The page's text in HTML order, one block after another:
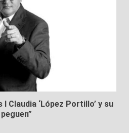
Claudia ‘López Portillo’ y su